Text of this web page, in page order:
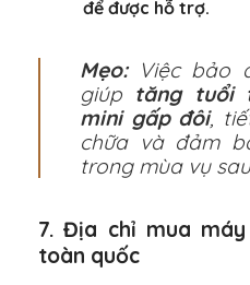
để được hỗ trợ.
Mẹo:Việc bảo
giúp tăng tuổi
mini gấp đôi,
chữa và đảm
trong mùa vụ
7. Địa chỉ mua
toàn quốc